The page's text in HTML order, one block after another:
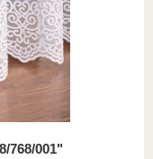
768/001"